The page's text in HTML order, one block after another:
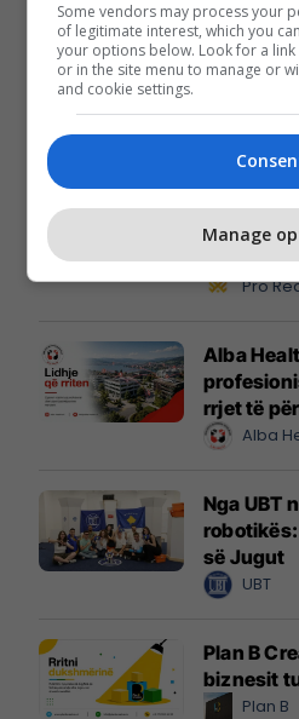
Promo
Banesë
Lakrishtë
qendrës
Pro
Alba
rrjet të
Alba
Nga UBT
së Jugut
UBT
Plan B
biznesit
Plan B
Some vendors may process your
of legitimate interest, which you
your options below. Look for a
or in the site menu to manage or
and cookie settings.
Manage